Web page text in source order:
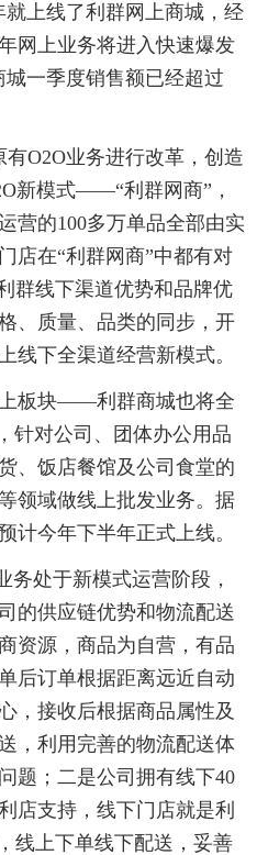
上线了利群网上商城，经
网上业务将进入快速爆发
一季度销售额已经超过
O2O业务进行改革，创造
新模式——“利群网商”，
营的100多万单品全部由实
店在“利群网商”中都有对
群线下渠道优势和品牌优
、质量、品类的同步，开
线下全渠道经营新模式。
板块——利群商城也将全
针对公司、团体办公用品
、饭店餐馆及公司食堂的
领域做线上批发业务。据
计今年下半年正式上线。
处于新模式运营阶段，
的供应链优势和物流配送
资源，商品为自营，有品
后订单根据距离远近自动
，接收后根据商品属性及
，利用完善的物流配送体
题；二是公司拥有线下40
店支持，线下门店就是利
线上下单线下配送，妥善